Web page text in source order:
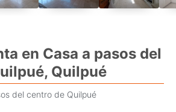
en Casa a pasos del
Quilpué
del centro de Quilpué